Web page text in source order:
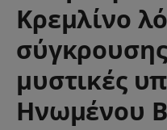
Κρεμλίνο
μυστικές
Ηνωμένου